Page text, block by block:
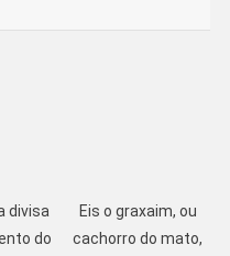
divisa
do
Eis o graxaim, ou
cachorro do mato,